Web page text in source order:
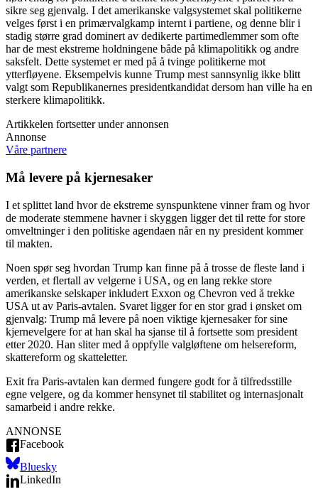
sikre seg gjenvalg. I det amerikanske valgsystemet skal politikerne
velges først i en primærvalgkamp internt i partiene, og denne blir i
stadig større grad dominert av dedikerte partimedlemmer som ofte
har de mest ekstreme holdningene både på klimapolitikk og andre
saksfelt. Dette systemet er med på å tvinge politikerne mot
ytterfløyene. Eksempelvis kunne Trump mest sannsynlig ikke blitt
valgt som Republikanernes presidentkandidat dersom han ville ha en
sterkere klimapolitikk.
Artikkelen fortsetter under annonsen
Annonse
Våre partnere
Må levere på kjernesaker
I et splittet land hvor de ekstreme synspunktene vinner fram og hvor
de moderate stemmene havner i skyggen ligger det til rette for store
omveltninger i den politiske agendaen når en ny president kommer
til makten.
Noen spør seg hvordan Trump kan finne på å trosse de fleste land i
verden, et flertall av velgerne i USA, og en lang rekke store
amerikanske selskaper inkludert Exxon og Chevron ved å trekke
USA ut av Paris-avtalen. Svaret ligger for en stor grad i ønsket om
gjenvalg: Trump må levere på noen viktige kjernesaker for sine
kjernevelgere for at han skal ha sjanse til å fortsette som president
etter 2020. Han sliter med å oppfylle valgløftene om helsereform,
skattereform og skatteletter.
Exit fra Paris-avtalen kan dermed fungere godt for å tilfredsstille
egne velgere, og da kommer hensynet til stabilitet og internasjonalt
samarbeid i andre rekke.
ANNONSE
Facebook
Bluesky
LinkedIn